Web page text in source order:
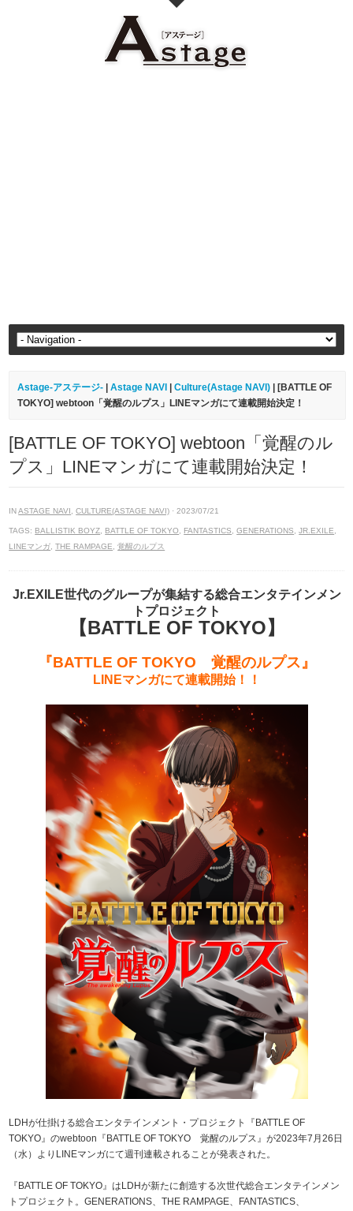
Astage-アステージ- |Astage NAVI |Culture(Astage NAVI) | [BATTLE OF
TOKYO] webtoon「覚醒のルプス」LINEマンガにて連載開始決定！
[BATTLE OF TOKYO] webtoon「覚醒のル
プス」LINEマンガにて連載開始決定！
INASTAGE NAVI ,CULTURE(ASTAGE NAVI) · 2023/07/21
TAGS: BALLISTIK BOYZ BATTLE OF TOKYO FANTASTICS ,GENERATIONS ,JR.EXILE
LINEマンガ ,THE RAMPAGE ,覚醒のルプス
Jr.EXILE世代のグループが集結する総合エンタテインメン
トプロジェクト
【BATTLE OF TOKYO】
『BATTLE OF TOKYO 覚醒のルプス』
LINEマンガにて連載開始！！
LDHが仕掛ける総合エンタテインメント・プロジェクト『BATTLE OF
TOKYO』のwebtoon『BATTLE OF TOKYO 覚醒のルプス』が2023年7月26日
（水）よりLINEマンガにて週刊連載されることが発表された。
『BATTLE OF TOKYO』はLDHが新たに創造する次世代総合エンタテインメン
トプロジェクト。GENERATIONS、THE RAMPAGE、FANTASTICS、